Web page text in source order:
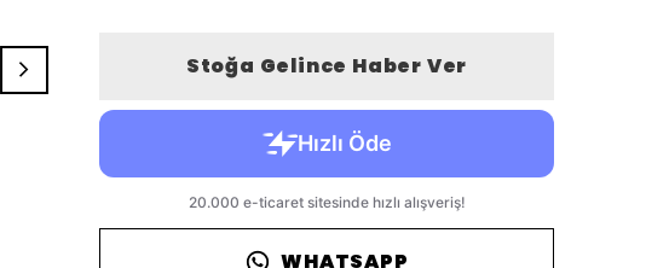
Stoğa Gelince Haber Ver
WHATSAPP